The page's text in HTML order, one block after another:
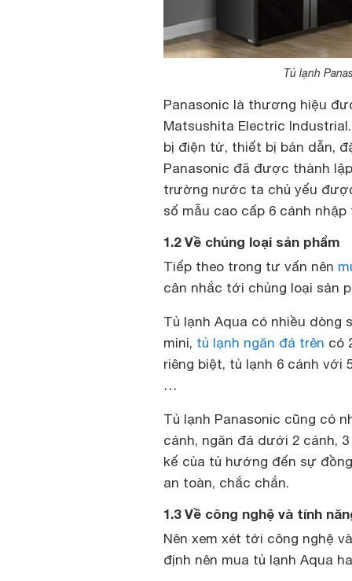
Tủ lạnh
Panasonic là thương hiệu
Matsushita Electric
bị điện tử, thiết bị bán dẫn,
Panasonic đã được thành
trường nước ta chủ yếu
số mẫu cao cấp 6 cánh nhập
1.2 Về chủng loại sản phẩm
Tiếp theo trong tư vấn nên
cân nhắc tới chủng loại sản
Tủ lạnh Aqua có nhiều dòng
mini, tủ lạnh ngăn đá trên có
riêng biệt, tủ lạnh 6 cánh với
…
Tủ lạnh Panasonic cũng có
cánh, ngăn đá dưới 2 cánh,
kế của tủ hướng đến sự
an toàn, chắc chắn.
1.3 Về công nghệ và tính
Nên xem xét tới công nghệ
định nên mua tủ lạnh Aqua